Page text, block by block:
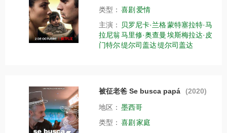
类型： 喜剧 爱情
主演：
贝罗尼卡·兰格蒙特塞拉特·马
拉尼翁马里修·奥查曼 埃斯梅拉达·皮
门特尔缇尔司盖达缇尔司盖达
被征老爸 Se busca papá (2020)
地区： 墨西哥
类型： 喜剧 家庭